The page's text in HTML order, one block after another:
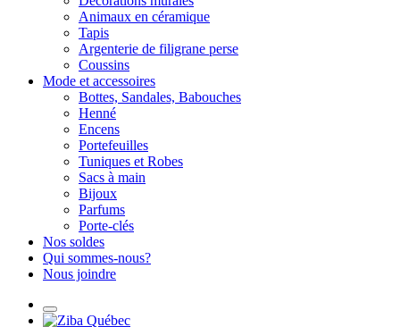
Animaux en céramique
Tapis
Argenterie de filigrane perse
Coussins
Mode et accessoires
Bottes, Sandales, Babouches
Henné
Encens
Portefeuilles
Tuniques et Robes
Sacs à main
Bijoux
Parfums
Porte-clés
Nos soldes
Qui sommes-nous?
Nous joindre